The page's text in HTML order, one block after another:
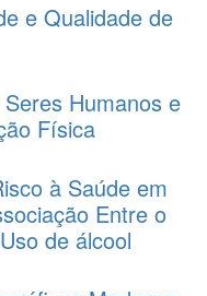
e Qualidade de
Humanos e
Física
à Saúde em
Entre o
de álcool